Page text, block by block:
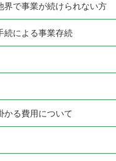
界で事業が続けられない方
続による事業存続
かる費用について